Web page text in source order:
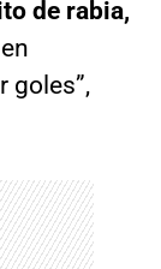
de rabia,
goles”,